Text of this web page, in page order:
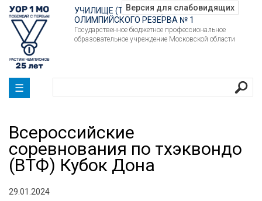
УЧИЛИЩЕ (ТЕХНИКУМ)
ОЛИМПИЙСКОГО РЕЗЕРВА № 1
Государственное бюджетное профессиональное
образовательное учреждение Московской области
☰
Всероссийские
соревнования по тхэквондо
(ВТФ) Кубок Дона
29.01.2024